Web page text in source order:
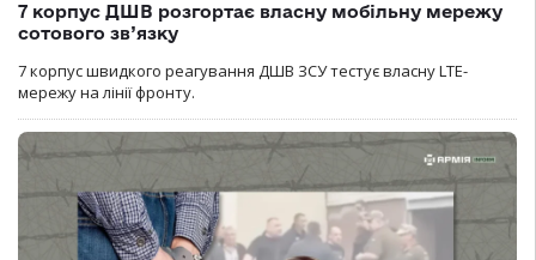
7 корпус ДШВ розгортає власну мобільну мережу
сотового зв’язку
7 корпус швидкого реагування ДШВ ЗСУ тестує власну LTE-
мережу на лінії фронту.